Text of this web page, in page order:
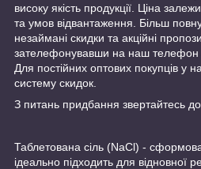
високу якість продукції. Ціна
та умов відвантаження. Більш
незаймані скидки та акційні
зателефонувавши на наш телефон
Для постійних оптових покупців у
систему скидок.
З питань придбання звертайтесь до
Таблетована сіль (NaCl) -
ідеально підходить для відновної